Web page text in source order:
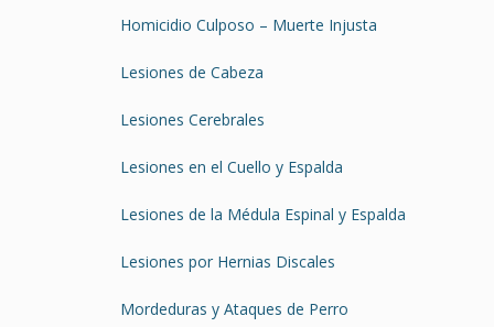
Homicidio Culposo – Muerte Injusta
Lesiones de Cabeza
Lesiones Cerebrales
Lesiones en el Cuello y Espalda
Lesiones de la Médula Espinal y Espalda
Lesiones por Hernias Discales
Mordeduras y Ataques de Perro